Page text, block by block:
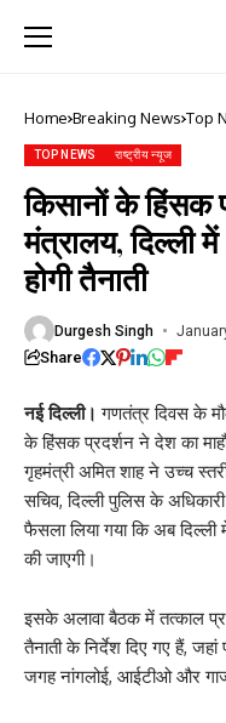
Home Breaking News Top
TOP NEWS राष्ट्रीय न्यूज
किसानों के हिंसक
मंत्रालय, दिल्ली
होगी तैनाती
Durgesh Singh
Share
नई दिल्ली। गणतंत्र दिवस के
के हिंसक प्रदर्शन ने देश का
गृहमंत्री अमित शाह ने उच्च
सचिव, दिल्‍ली पुलिस के
फैसला लिया गया कि अब
की जाएगी।
इसके अलावा बैठक में तत्काल
तैनाती के निर्देश दिए गए हैं,
जगह नांगलोई, आईटीओ और